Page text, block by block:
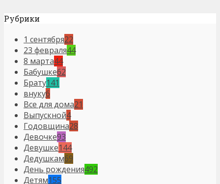
Рубрики
1 сентября22
23 февраля44
8 марта44
Бабушке62
Брату141
внуку6
Все для дома21
Выпускной4
Годовщина28
Девочке93
Девушке144
Дедушкам69
День рождения492
Детям155